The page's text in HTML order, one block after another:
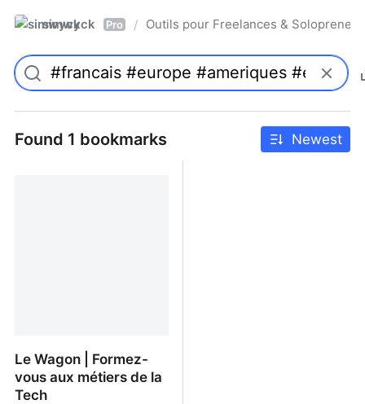
simwyck Pro / Outils pour Freelances &
Found 1 bookmarks Newest
Le Wagon | Formez-
vous aux métiers de la
Tech